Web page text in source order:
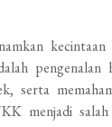
pengenalan
serta
menjadi